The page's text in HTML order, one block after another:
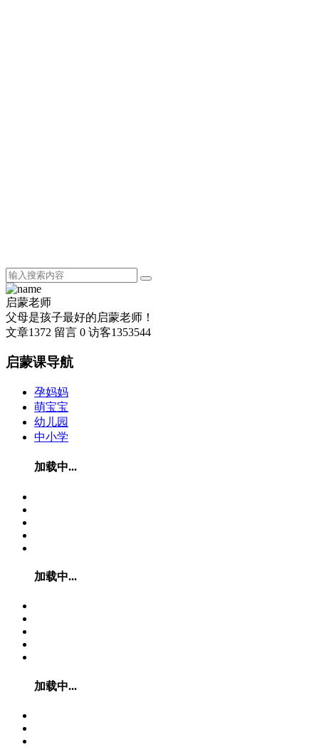
启蒙老师
父母是孩子最好的启蒙老师！
文章1372 留言 0 访客1353544
启蒙课导航
孕妈妈
萌宝宝
幼儿园
中小学
加载中...
加载中...
加载中...